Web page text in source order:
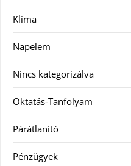
Klíma
Napelem
Nincs kategorizálva
Oktatás-Tanfolyam
Párátlanító
Pénzügyek